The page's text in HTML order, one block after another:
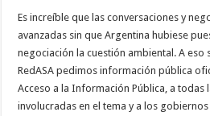
Es increíble que las conversaciones y
avanzadas sin que Argentina hubiese
negociación la cuestión ambiental. A eso
RedASA pedimos información pública
Acceso a la Información Pública, a todas
involucradas en el tema y a los